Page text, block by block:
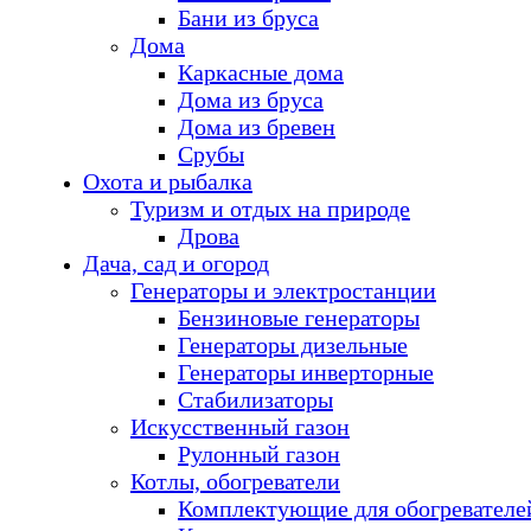
Бани из бруса
Дома
Каркасные дома
Дома из бруса
Дома из бревен
Срубы
Охота и рыбалка
Туризм и отдых на природе
Дрова
Дача, сад и огород
Генераторы и электростанции
Бензиновые генераторы
Генераторы дизельные
Генераторы инверторные
Стабилизаторы
Искусственный газон
Рулонный газон
Котлы, обогреватели
Комплектующие для